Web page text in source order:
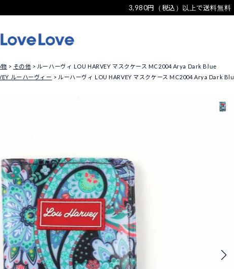
3,980円（税込）以上で送料無料
その他
ルーハーヴィ LOU HARVEY マスクケース MC2004 Arya Dark Blue
ルーハーヴィー ルーハーヴィ LOU HARVEY マスクケース MC2004 Arya Dark